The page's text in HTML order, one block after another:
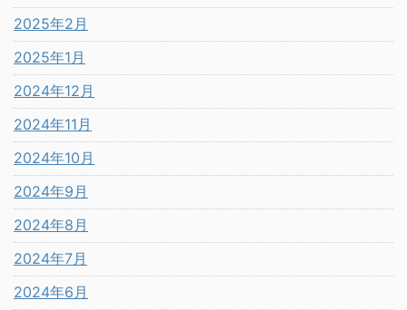
2025年2月
2025年1月
2024年12月
2024年11月
2024年10月
2024年9月
2024年8月
2024年7月
2024年6月